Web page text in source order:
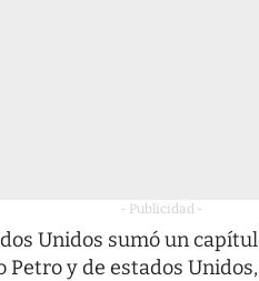
- Publicidad -
Unidos sumó un
Petro y de estados Unidos,